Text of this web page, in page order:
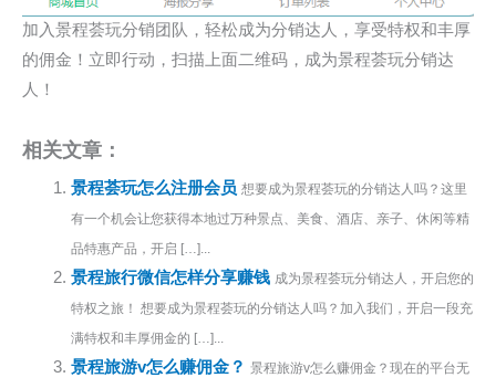
加入景程荟玩分销团队，轻松成为分销达人，享受特权和丰厚
的佣金！立即行动，扫描上面二维码，成为景程荟玩分销达
人！
相关文章：
景程荟玩怎么注册会员 想要成为景程荟玩的分销达人吗？这里
有一个机会让您获得本地过万种景点、美食、酒店、亲子、休闲等精
品特惠产品，开启 […]...
景程旅行微信怎样分享赚钱 成为景程荟玩分销达人，开启您的
特权之旅！ 想要成为景程荟玩的分销达人吗？加入我们，开启一段充
满特权和丰厚佣金的 […]...
景程旅游v怎么赚佣金？ 景程旅游v怎么赚佣金？现在的平台无